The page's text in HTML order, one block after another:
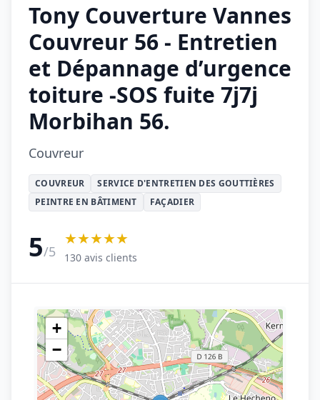
Tony Couverture Vannes
Couvreur 56 - Entretien
et Dépannage d’urgence
toiture -SOS fuite 7j7j
Morbihan 56.
Couvreur
COUVREUR
SERVICE D'ENTRETIEN DES GOUTTIÈRES
PEINTRE EN BÂTIMENT
FAÇADIER
5/5
★★★★★
130 avis clients
+
−